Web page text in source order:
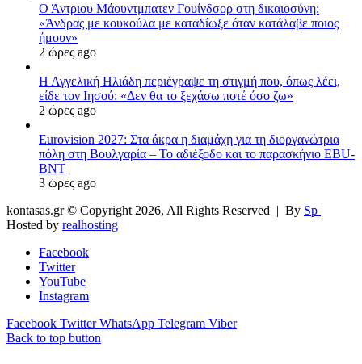
Ο Άντριου Μάουντμπατεν Γουίνδσορ στη δικαιοσύνη:
«Άνδρας με κουκούλα με καταδίωξε όταν κατάλαβε ποιος
ήμουν»
2 ώρες ago
Η Αγγελική Ηλιάδη περιέγραψε τη στιγμή που, όπως λέει,
είδε τον Ιησού: «Δεν θα το ξεχάσω ποτέ όσο ζω»
2 ώρες ago
Eurovision 2027: Στα άκρα η διαμάχη για τη διοργανώτρια
πόλη στη Βουλγαρία – Το αδιέξοδο και το παρασκήνιο EBU-
BNT
3 ώρες ago
kontasas.gr © Copyright 2026, All Rights Reserved | By Sp |
Hosted by realhosting
Facebook
Twitter
YouTube
Instagram
Facebook Twitter WhatsApp Telegram Viber
Back to top button